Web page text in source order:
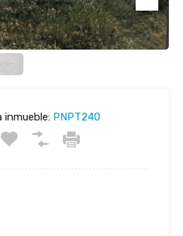
inmueble:PNPT240